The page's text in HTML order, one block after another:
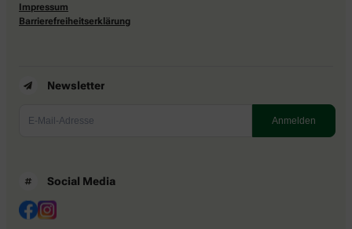
Impressum
Barrierefreiheitserklärung
Newsletter
Social Media